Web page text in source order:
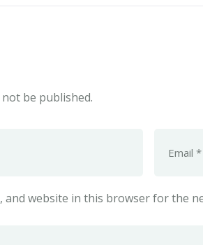
be published.
and website in this browser for the